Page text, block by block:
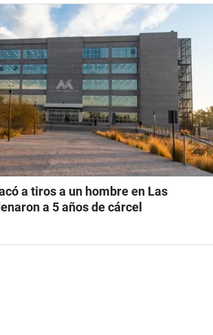
a tiros a un hombre en Las
a 5 años de cárcel